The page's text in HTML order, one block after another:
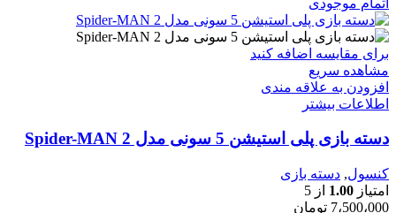
اتمام موجودی
برای مقایسه اضافه کنید
مشاهده سریع
افزودن به علاقه مندی
اطلاعات بیشتر
دسته بازی پلی استیشن 5 سونی مدل Spider-MAN 2
کنسول, دسته بازی
امتیاز 1.00 از 5
7،500،000 تومان